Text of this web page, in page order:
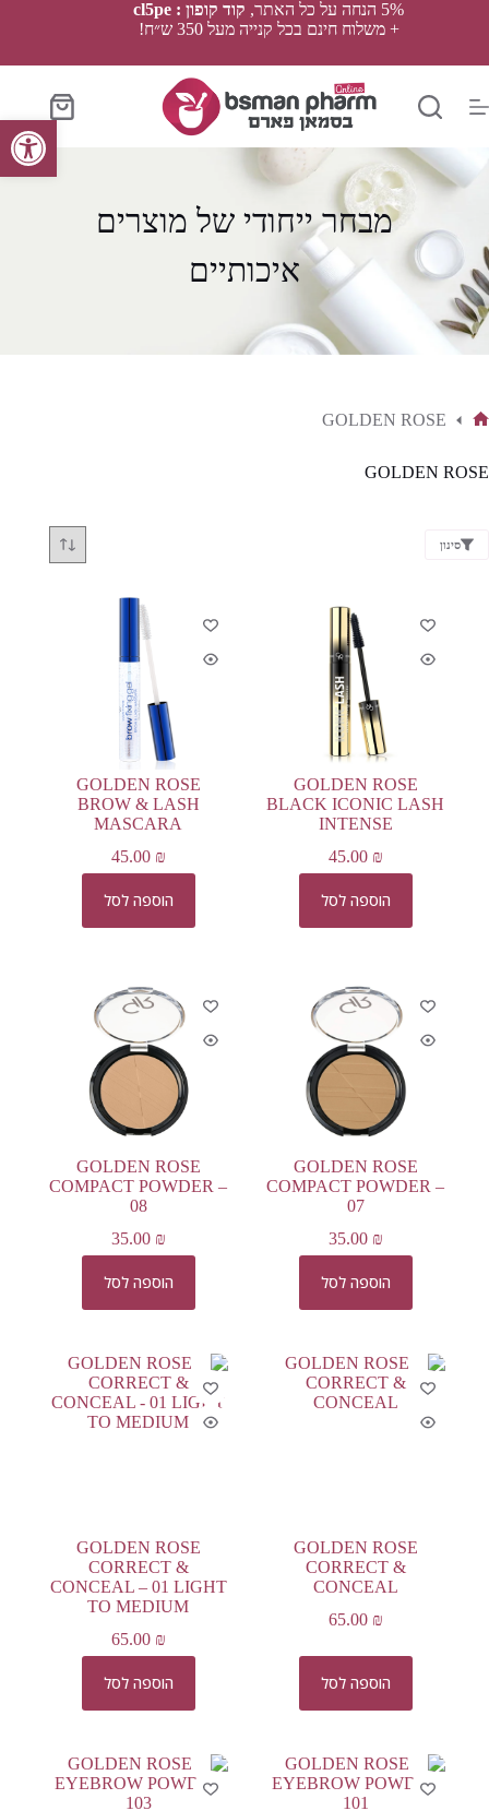
פתח סרגל נגישות
5% הנחה על כל האתר,
קוד קופון : cl5pe
+ משלוח חינם בכל קנייה מעל 350 ש״ח!
סל
הקניות
מבחר ייחודי של מוצרים
איכותיים
GOLDEN ROSE
GOLDEN ROSE
סינון
GOLDEN ROSE
BLACK ICONIC LASH
INTENSE
45.00 ₪
הוספה לסל
GOLDEN ROSE
BROW & LASH
MASCARA
45.00 ₪
הוספה לסל
GOLDEN ROSE
COMPACT POWDER –
07
35.00 ₪
הוספה לסל
GOLDEN ROSE
COMPACT POWDER –
08
35.00 ₪
הוספה לסל
GOLDEN ROSE
CORRECT &
CONCEAL
65.00 ₪
הוספה לסל
GOLDEN ROSE
CORRECT &
CONCEAL – 01 LIGHT
TO MEDIUM
65.00 ₪
הוספה לסל